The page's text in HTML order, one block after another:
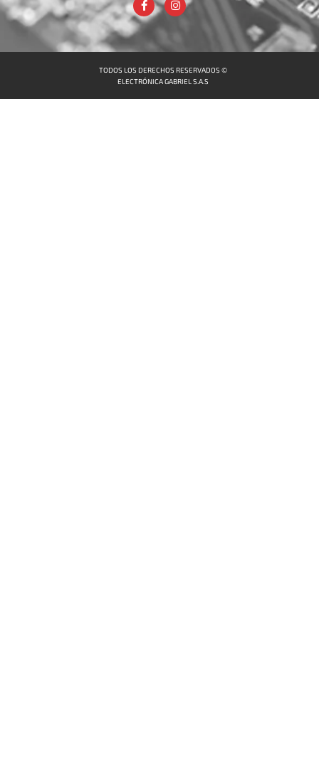
TODOS LOS DERECHOS RESERVADOS ©
ELECTRÓNICA GABRIEL S.A.S